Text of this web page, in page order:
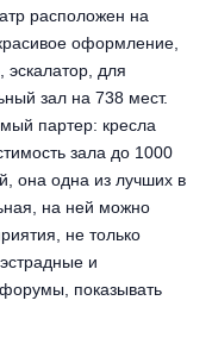
расположен на
оформление,
для
зал на 738 мест.
партер: кресла
зала до 1000
она одна из лучших в
на ней можно
не только
и
показывать